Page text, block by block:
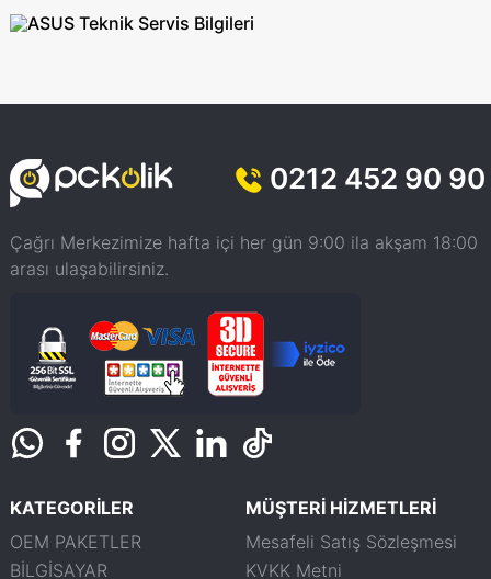
0212 452 90 90
Çağrı Merkezimize hafta içi her gün 9:00 ila akşam 18:00
arası ulaşabilirsiniz.
KATEGORİLER
OEM PAKETLER
BİLGİSAYAR
MÜŞTERİ HİZMETLERİ
Mesafeli Satış Sözleşmesi
KVKK Metni